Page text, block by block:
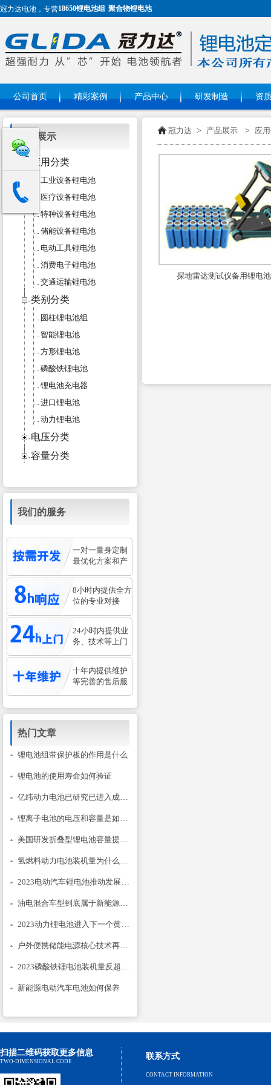
冠力达电池，专营18650锂电池组 聚合物锂电池
公司首页 精彩案例 产品中心 研发制造 资
冠力达 > 产品展示 > 应
探地雷达测试仪备用锂电
产品展示
应用分类
工业设备锂电池
医疗设备锂电池
特种设备锂电池
储能设备锂电池
电动工具锂电池
消费电子锂电池
交通运输锂电池
类别分类
圆柱锂电池组
智能锂电池
方形锂电池
磷酸铁锂电池
锂电池充电器
进口锂电池
动力锂电池
电压分类
容量分类
我们的服务
一对一量身定制
最优化方案和产
8小时内提供全方
位的专业对接
24小时内提供业
务、技术等上门
十年内提供维护
等完善的售后服
热门文章
锂电池组带保护板的作用是什么
锂电池的使用寿命如何验证
亿纬动力电池已研究已进入成熟阶段
锂离子电池的电压和容量是如何计的
美国研发折叠型锂电池容量提升14倍
氢燃料动力电池装机量为什么只降不升
2023电动汽车锂电池推动发展建议
油电混合车型到底属于新能源汽车吗
2023动力锂电池进入下一个黄金期
户外便携储能电源核心技术再次升级
2023磷酸铁锂电池装机量反超三元锂？
新能源电动汽车电池如何保养
扫描二维码获取更多信息
TWO-DIMENSIONAL CODE
联系方式
CONTACT INFORMATION